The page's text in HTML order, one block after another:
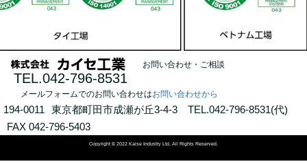
お問い合わせ・ご相談
TEL.042-796-8531
メールフォームでのお問い合わせはお問い合わせから
194-0011 東京都町田市成瀬が丘3-4-3
TEL.042-796-8531(代)
FAX 042-796-5403
Copyright © 2022 Kaise Industry Ltd. All Rights Reserved.